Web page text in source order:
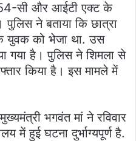
सी और आईटी एक्ट के
पुलिस ने बताया कि छात्रा
युवक को भेजा था. उस
गया है। पुलिस ने शिमला से
किया है। इस मामले में
भगवंत मां ने रविवार
में हुई घटना दुर्भाग्यपूर्ण है.